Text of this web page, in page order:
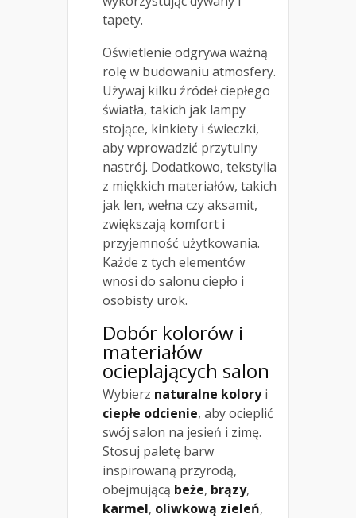
tapety.
Oświetlenie odgrywa ważną
rolę w budowaniu atmosfery.
Używaj kilku źródeł ciepłego
światła, takich jak lampy
stojące, kinkiety i świeczki,
aby wprowadzić przytulny
nastrój. Dodatkowo, tekstylia
z miękkich materiałów, takich
jak len, wełna czy aksamit,
zwiększają komfort i
przyjemność użytkowania.
Każde z tych elementów
wnosi do salonu ciepło i
osobisty urok.
Dobór kolorów i
materiałów
ocieplających salon
Wybierz naturalne koloryi
ciepłe odcienie, aby ocieplić
swój salon na jesień i zimę.
Stosuj paletę barw
inspirowaną przyrodą,
obejmującą beże, brązy,
karmel, oliwkową zieleń,